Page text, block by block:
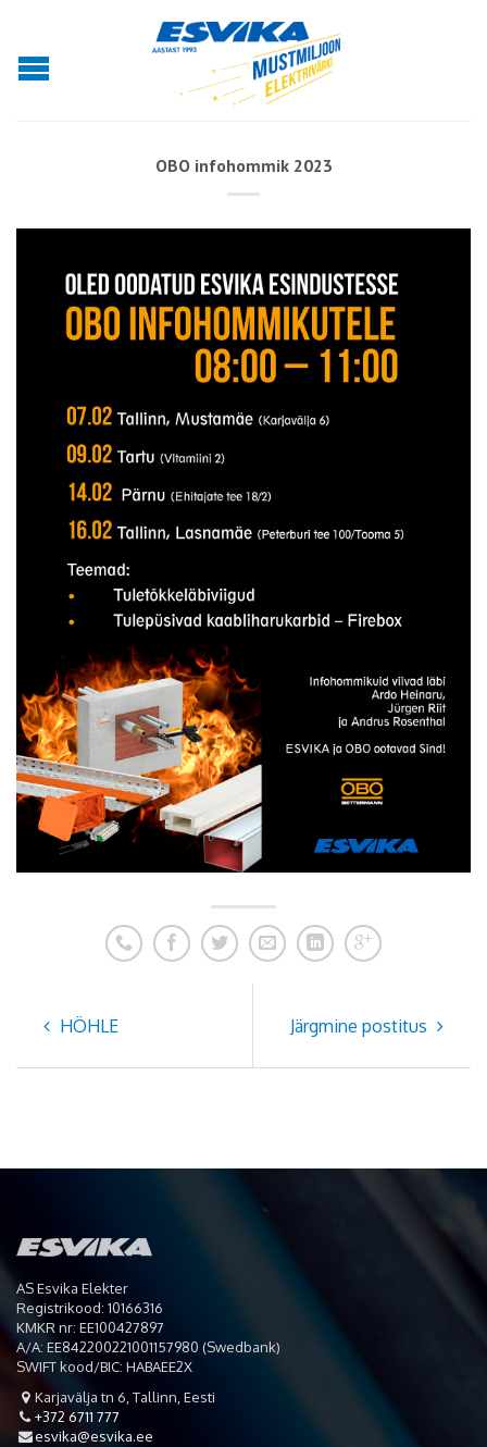
OBO infohommik 2023
HÖHLE Järgmine postitus
AS Esvika Elekter
Registrikood: 10166316
KMKR nr: EE100427897
A/A: EE842200221001157980 (Swedbank)
SWIFT kood/BIC: HABAEE2X
 Karjavälja tn 6, Tallinn, Eesti
 +372 6711 777
esvika@esvika.ee